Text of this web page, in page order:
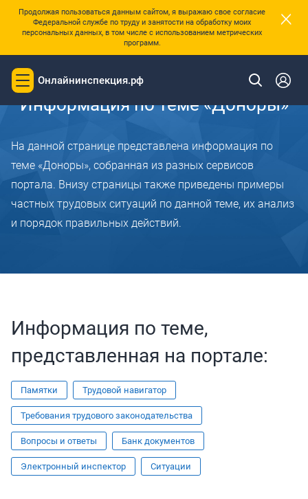
Продолжая пользоваться данным сайтом, я выражаю свое согласие
Федеральной службе по труду и занятости на обработку моих
персональных данных, в том числе с использованием метрических
программ.
×
Toggle
navigation
Онлайнинспекция.рф
Главная
Информация по теме «Доноры»
На данной странице представлена информация по
теме «Доноры», собранная из разных сервисов
портала. Внизу страницы также приведены примеры
частных трудовых ситуаций по данной теме, их анализ
и порядок правильных действий.
Информация по теме,
представленная на портале:
Памятки Трудовой навигатор
Требования трудового законодательства
Вопросы и ответы Банк документов
Электронный инспектор Ситуации